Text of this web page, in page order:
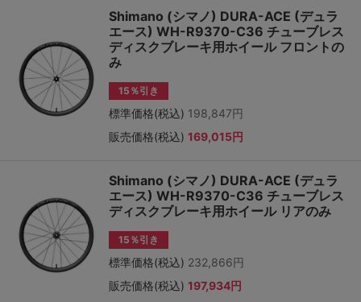
Shimano (シマノ) DURA-ACE (デュラ
エース) WH-R9370-C36 チューブレス
ディスクブレーキ用ホイール フロントの
み
15％引き
標準価格(税込) 198,847円
販売価格(税込) 169,015円
Shimano (シマノ) DURA-ACE (デュラ
エース) WH-R9370-C36 チューブレス
ディスクブレーキ用ホイール リアのみ
15％引き
標準価格(税込) 232,866円
販売価格(税込) 197,934円